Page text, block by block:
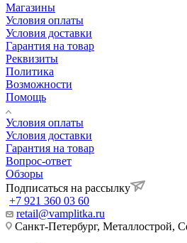
Магазины
Условия оплаты
Условия доставки
Гарантия на товар
Реквизиты
Политика
Возможности
Помощь
Условия оплаты
Условия доставки
Гарантия на товар
Вопрос-ответ
Обзоры
Подписаться на рассылку
+7 921 360 03 60
retail@vamplitka.ru
Санкт-Петербург, Металлострой,